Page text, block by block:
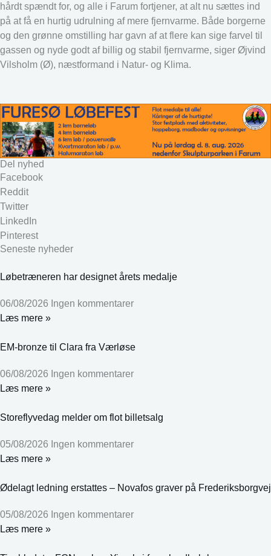
hårdt spændt for, og alle i Farum fortjener, at alt nu sættes ind
på at få en hurtig udrulning af mere fjernvarme. Både borgerne
og den grønne omstilling har gavn af at flere kan sige farvel til
gassen og nyde godt af billig og stabil fjernvarme, siger Øjvind
Vilsholm (Ø), næstformand i Natur- og Klima.
Del nyhed
Facebook
Reddit
Twitter
LinkedIn
Pinterest
Seneste nyheder
Løbetræneren har designet årets medalje
06/08/2026 Ingen kommentarer
Læs mere »
EM-bronze til Clara fra Værløse
06/08/2026 Ingen kommentarer
Læs mere »
Storeflyvedag melder om flot billetsalg
05/08/2026 Ingen kommentarer
Læs mere »
Ødelagt ledning erstattes – Novafos graver på Frederiksborgvej
05/08/2026 Ingen kommentarer
Læs mere »